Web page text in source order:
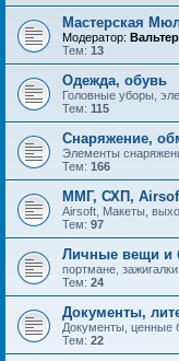
Мастерская
Модератор:
Тем: 13
Одежда, обувь
Головные уборы,
Тем: 115
Снаряжение,
Элементы
Тем: 166
ММГ, СХП,
Airsoft, Макеты,
Тем: 97
Личные вещи и
портмане,
Тем: 24
Документы,
Документы, ценные
Тем: 22